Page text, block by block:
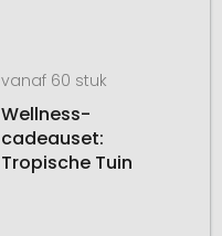
vanaf 60 stuk
Wellness-
cadeauset:
Tropische Tuin